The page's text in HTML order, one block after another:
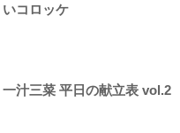
いコロッケ
一汁三菜 平日の献立表 vol.2